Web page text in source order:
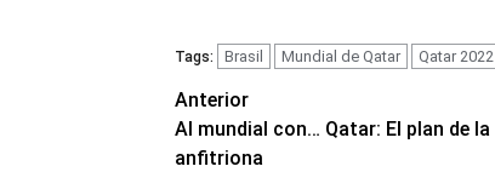
Tags: Brasil Mundial de Qatar Qatar 2022
Navegación
de
Anterior
Al mundial con… Qatar: El plan de la
anfitriona